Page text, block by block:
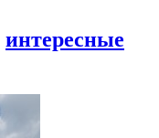
интересные